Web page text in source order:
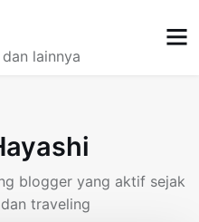
lainnya
blogger yang aktif sejak
traveling